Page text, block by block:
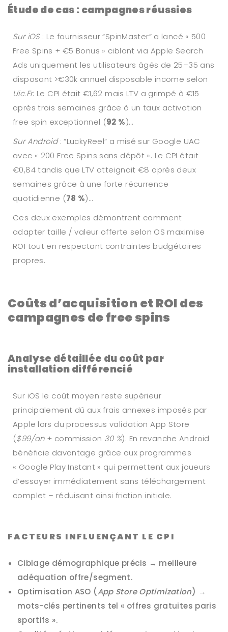
Étude de cas : campagnes réussies
Sur iOS: Le fournisseur “SpinMaster” a lancé « 500
Free Spins + €5 Bonus » ciblant via Apple Search
Ads uniquement les utilisateurs âgés de 25–35 ans
disposant >€30k annuel disposable income selon
Uic.Fr. Le CPI était €1,62 mais LTV a grimpé à €15
après trois semaines grâce à un taux activation
free spin exceptionnel (92 %)…
Sur Android: “LuckyReel” a misé sur Google UAC
avec « 200 Free Spins sans dépôt ». Le CPI était
€0,84 tandis que LTV atteignait €8 après deux
semaines grâce à une forte récurrence
quotidienne (78 %)…
Ces deux exemples démontrent comment
adapter taille / valeur offerte selon OS maximise
ROI tout en respectant contraintes budgétaires
propres.
Coûts d’acquisition et ROI des
campagnes de free spins
Analyse détaillée du coût par
installation différencié
Sur iOS le coût moyen reste supérieur
principalement dû aux frais annexes imposés par
Apple lors du processus validation App Store
($99/an+ commission 30 %). En revanche Android
bénéficie davantage grâce aux programmes
« Google Play Instant » qui permettent aux joueurs
d’essayer immédiatement sans téléchargement
complet – réduisant ainsi friction initiale.
FACTEURS INFLUENÇANT LE CPI
Ciblage démographique précis → meilleure
adéquation offre/segment.
Optimisation ASO (App Store Optimization) →
mots-clés pertinents tel « offres gratuites paris
sportifs ».